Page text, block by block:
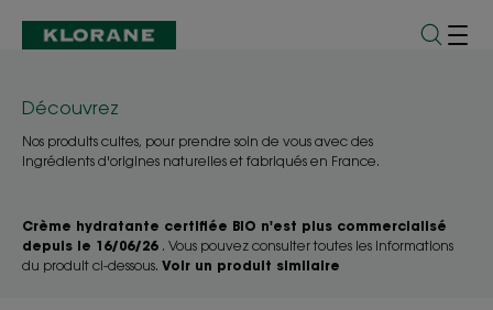
Crème hydratante certifiée BIO n'est plus commercialisé
depuis le 16/06/26 . Vous pouvez consulter toutes les informations
du produit ci-dessous. Voir un produit similaire
Découvrez
Nos produits cultes, pour prendre soin de vous avec des
ingrédients d'origines naturelles et fabriqués en France.